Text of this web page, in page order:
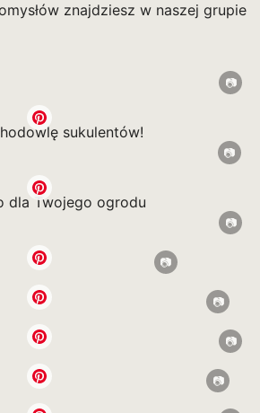
znajdziesz w naszej grupie
sukulentów!
dla Twojego ogrodu